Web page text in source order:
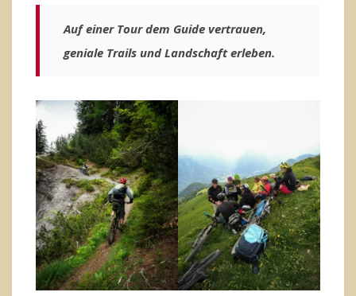
Auf einer Tour dem Guide vertrauen,
geniale Trails und Landschaft erleben.